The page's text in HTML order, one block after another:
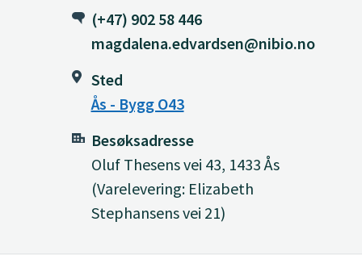
(+47) 902 58 446
magdalena.edvardsen@nibio.no
Sted
Ås - Bygg O43
Besøksadresse
Oluf Thesens vei 43, 1433 Ås
(Varelevering: Elizabeth
Stephansens vei 21)